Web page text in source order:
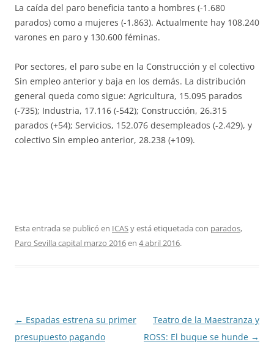
La caída del paro beneficia tanto a hombres (-1.680
parados) como a mujeres (-1.863). Actualmente hay 108.240
varones en paro y 130.600 féminas.
Por sectores, el paro sube en la Construcción y el colectivo
Sin empleo anterior y baja en los demás. La distribución
general queda como sigue: Agricultura, 15.095 parados
(-735); Industria, 17.116 (-542); Construcción, 26.315
parados (+54); Servicios, 152.076 desempleados (-2.429), y
colectivo Sin empleo anterior, 28.238 (+109).
Esta entrada se publicó en ICASy está etiquetada con parados,
Paro Sevilla capital marzo 2016en 4 abril 2016.
Navegación
de
← Espadas estrena su primer
presupuesto pagando
Teatro de la Maestranza y
ROSS: El buque se hunde →